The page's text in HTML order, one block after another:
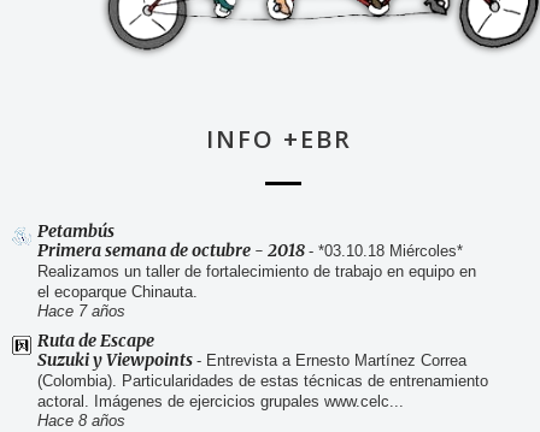
INFO +EBR
Petambús
Primera semana de octubre - 2018 - *03.10.18 Miércoles*
Realizamos un taller de fortalecimiento de trabajo en equipo en
el ecoparque Chinauta.
Hace 7 años
Ruta de Escape
Suzuki y Viewpoints - Entrevista a Ernesto Martínez Correa
(Colombia). Particularidades de estas técnicas de entrenamiento
actoral. Imágenes de ejercicios grupales www.celc...
Hace 8 años